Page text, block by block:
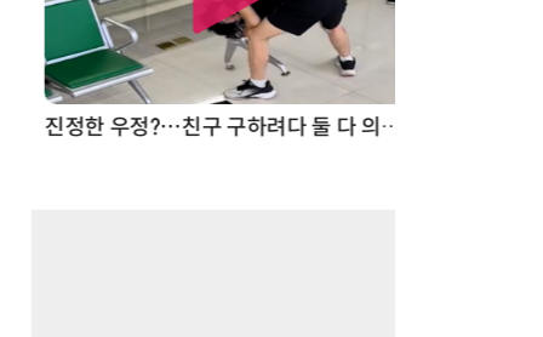
진정한 우정?…친구 구하려다 둘 다 의자 틈에 목이 낀 순간